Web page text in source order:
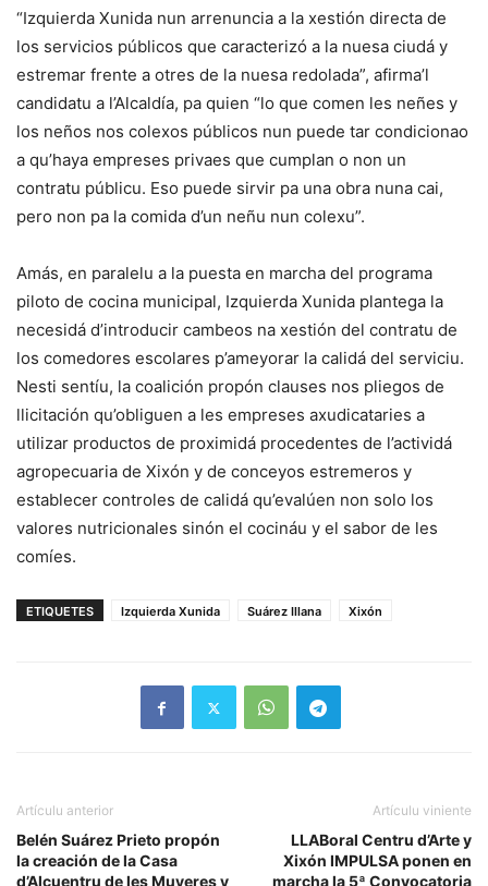
“Izquierda Xunida nun arrenuncia a la xestión directa de
los servicios públicos que caracterizó a la nuesa ciudá y
estremar frente a otres de la nuesa redolada”, afirma’l
candidatu a l’Alcaldía, pa quien “lo que comen les neñes y
los neños nos colexos públicos nun puede tar condicionao
a qu’haya empreses privaes que cumplan o non un
contratu públicu. Eso puede sirvir pa una obra nuna cai,
pero non pa la comida d’un neñu nun colexu”.
Amás, en paralelu a la puesta en marcha del programa
piloto de cocina municipal, Izquierda Xunida plantega la
necesidá d’introducir cambeos na xestión del contratu de
los comedores escolares p’ameyorar la calidá del serviciu.
Nesti sentíu, la coalición propón clauses nos pliegos de
llicitación qu’obliguen a les empreses axudicataries a
utilizar productos de proximidá procedentes de l’actividá
agropecuaria de Xixón y de conceyos estremeros y
establecer controles de calidá qu’evalúen non solo los
valores nutricionales sinón el cocináu y el sabor de les
comíes.
ETIQUETES Izquierda Xunida Suárez Illana Xixón
Artículu anterior
Belén Suárez Prieto propón
la creación de la Casa
d’Alcuentru de les Muyeres y
Artículu viniente
LLABoral Centru d’Arte y
Xixón IMPULSA ponen en
marcha la 5ª Convocatoria